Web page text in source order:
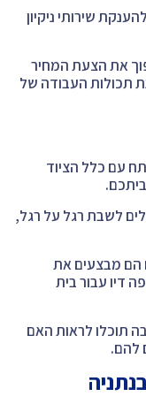
שירותי ניקיון
את הצעת המחיר
תכולות העבודה של
עם כלל הציוד
לשבת רגל על רגל,
הם מבצעים את
דיו עבור בית
תוכלו לראות האם
להם.